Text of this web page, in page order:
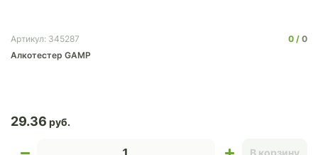
Артикул: 345287 0
0
Алкотестер GAMP
29.36
В корзину